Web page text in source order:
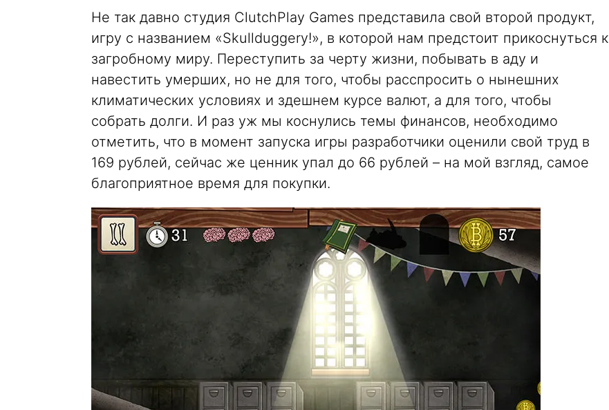
Не так давно студия ClutchPlay Games представила свой второй продукт,
игру с названием «Skullduggery!», в которой нам предстоит прикоснуться к
загробному миру. Переступить за черту жизни, побывать в аду и
навестить умерших, но не для того, чтобы расспросить о нынешних
климатических условиях и здешнем курсе валют, а для того, чтобы
собрать долги. И раз уж мы коснулись темы финансов, необходимо
отметить, что в момент запуска игры разработчики оценили свой труд в
169 рублей, сейчас же ценник упал до 66 рублей – на мой взгляд, самое
благоприятное время для покупки.